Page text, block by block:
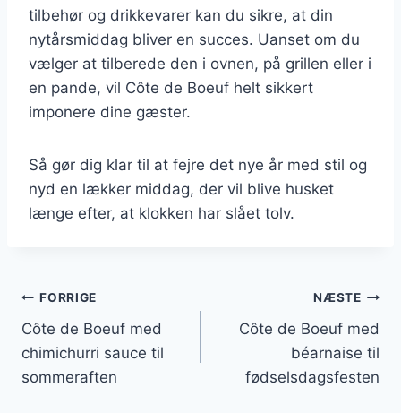
tilbehør og drikkevarer kan du sikre, at din
nytårsmiddag bliver en succes. Uanset om du
vælger at tilberede den i ovnen, på grillen eller i
en pande, vil Côte de Boeuf helt sikkert
imponere dine gæster.
Så gør dig klar til at fejre det nye år med stil og
nyd en lækker middag, der vil blive husket
længe efter, at klokken har slået tolv.
Indlægsnavigation
FORRIGE
Côte de Boeuf med
chimichurri sauce til
sommeraften
NÆSTE
Côte de Boeuf med
béarnaise til
fødselsdagsfesten